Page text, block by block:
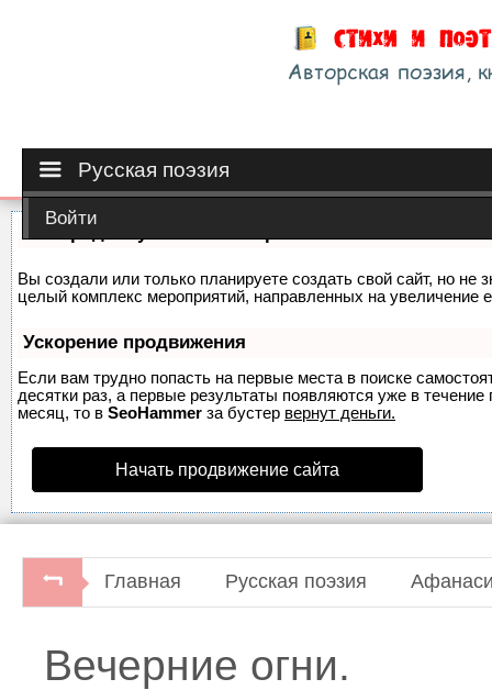
Русская поэзия
Войти
Вы создали или только планируете создать свой сайт, но не
целый комплекс мероприятий, направленных на увеличение
Ускорение продвижения
Если вам трудно попасть на первые места в поиске
десятки раз, а первые результаты появляются уже в
месяц, то в SeoHammer за бустер вернут деньги.
Начать продвижение сайта
Главная Русская поэзия
Вечерние огни.